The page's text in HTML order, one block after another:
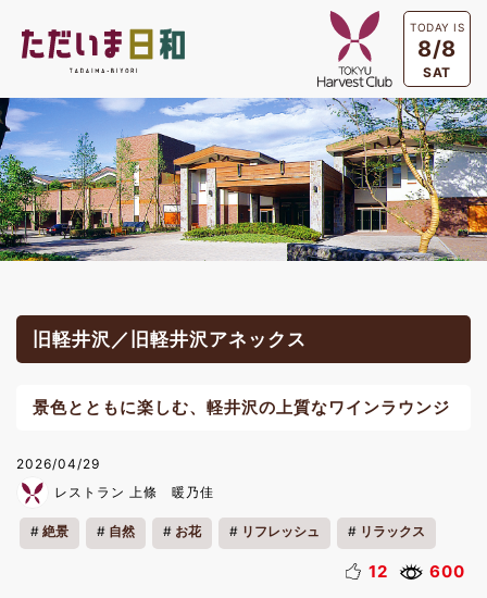
TODAY IS
8/8
SAT
旧軽井沢／旧軽井沢アネックス
景色とともに楽しむ、軽井沢の上質なワインラウンジ
2026/04/29
レストラン 上條 暖乃佳
絶景 自然 お花 リフレッシュ リラックス
12 600